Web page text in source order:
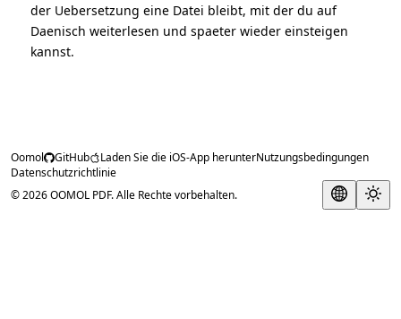
der Uebersetzung eine Datei bleibt, mit der du auf
Daenisch weiterlesen und spaeter wieder einsteigen
kannst.
Oomol GitHub Laden Sie die iOS-App herunterNutzungsbedingungen
Datenschutzrichtlinie
© 2026 OOMOL PDF. Alle Rechte vorbehalten.